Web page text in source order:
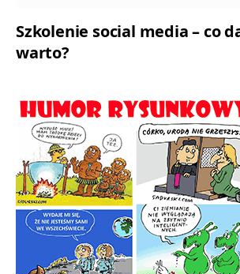
Szkolenie social media – co
warto?